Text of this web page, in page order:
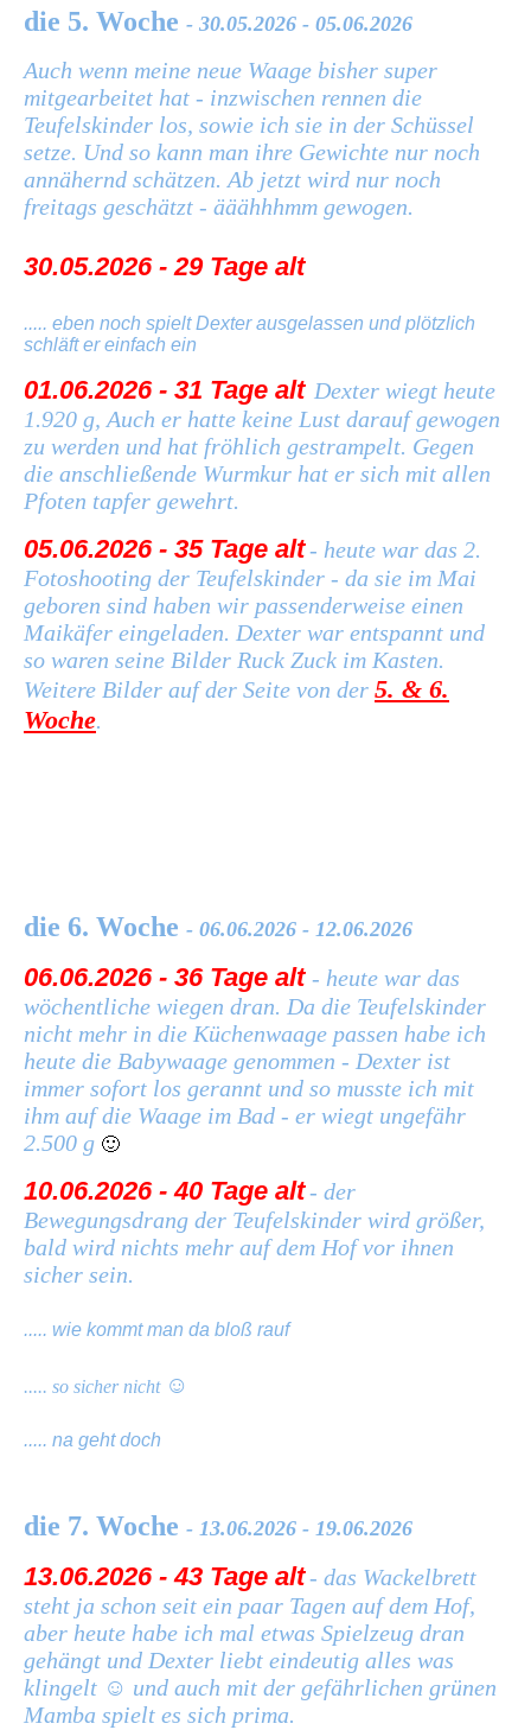
die 5. Woche - 30.05.2026 - 05.06.2026
Auch wenn meine neue Waage bisher super
mitgearbeitet hat - inzwischen rennen die
Teufelskinder los, sowie ich sie in der Schüssel
setze. Und so kann man ihre Gewichte nur noch
annähernd schätzen. Ab jetzt wird nur noch
freitags geschätzt - ääähhhmm gewogen.
30.05.2026 - 29 Tage alt
..... eben noch spielt Dexter ausgelassen und plötzlich
schläft er einfach ein
01.06.2026 - 31 Tage alt Dexter wiegt heute
1.920 g, Auch er hatte keine Lust darauf gewogen
zu werden und hat fröhlich gestrampelt. Gegen
die anschließende Wurmkur hat er sich mit allen
Pfoten tapfer gewehrt.
05.06.2026 - 35 Tage alt- heute war das 2.
Fotoshooting der Teufelskinder - da sie im Mai
geboren sind haben wir passenderweise einen
Maikäfer eingeladen. Dexter war entspannt und
so waren seine Bilder Ruck Zuck im Kasten.
Weitere Bilder auf der Seite von der 5. & 6.
Woche.
die 6. Woche - 06.06.2026 - 12.06.2026
06.06.2026 - 36 Tage alt - heute war das
wöchentliche wiegen dran. Da die Teufelskinder
nicht mehr in die Küchenwaage passen habe ich
heute die Babywaage genommen - Dexter ist
immer sofort los gerannt und so musste ich mit
ihm auf die Waage im Bad - er wiegt ungefähr
2.500 g 🙂
10.06.2026 - 40 Tage alt- der
Bewegungsdrang der Teufelskinder wird größer,
bald wird nichts mehr auf dem Hof vor ihnen
sicher sein.
..... wie kommt man da bloß rauf
..... so sicher nicht ☺️
..... na geht doch
die 7. Woche - 13.06.2026 - 19.06.2026
13.06.2026 - 43 Tage alt- das Wackelbrett
steht ja schon seit ein paar Tagen auf dem Hof,
aber heute habe ich mal etwas Spielzeug dran
gehängt und Dexter liebt eindeutig alles was
klingelt ☺️ und auch mit der gefährlichen grünen
Mamba spielt es sich prima.